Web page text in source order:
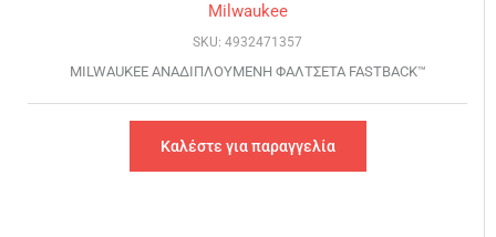
Milwaukee
SKU: 4932471357
MILWAUKEE ΑΝΑΔΙΠΛΟΥΜΕΝH ΦΑΛΤΣΕΤΑ FASTBACK™
Καλέστε για παραγγελία